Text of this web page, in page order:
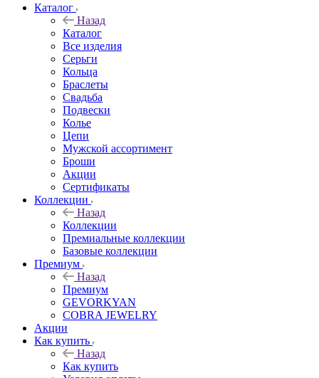
Каталог
Назад
Каталог
Все изделия
Серьги
Кольца
Браслеты
Свадьба
Подвески
Колье
Цепи
Мужской ассортимент
Броши
Акции
Сертификаты
Коллекции
Назад
Коллекции
Премиальные коллекции
Базовые коллекции
Премиум
Назад
Премиум
GEVORKYAN
COBRA JEWELRY
Акции
Как купить
Назад
Как купить